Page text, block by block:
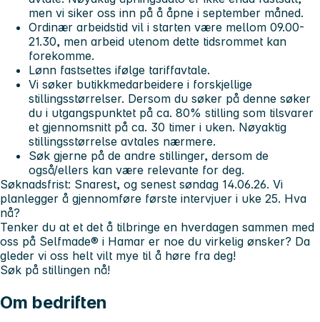
men vi siker oss inn på å åpne i september måned.
Ordinær arbeidstid vil i starten være mellom 09.00-
21.30, men arbeid utenom dette tidsrommet kan
forekomme.
Lønn fastsettes ifølge tariffavtale.
Vi søker butikkmedarbeidere i forskjellige
stillingsstørrelser. Dersom du søker på denne søker
du i utgangspunktet på ca. 80% stilling som tilsvarer
et gjennomsnitt på ca. 30 timer i uken. Nøyaktig
stillingsstørrelse avtales nærmere.
Søk gjerne på de andre stillinger, dersom de
også/ellers kan være relevante for deg.
Søknadsfrist: Snarest, og senest søndag 14.06.26. Vi
planlegger å gjennomføre første intervjuer i uke 25. Hva
nå?
Tenker du at et det å tilbringe en hverdagen sammen med
oss på Selfmade® i Hamar er noe du virkelig ønsker? Da
gleder vi oss helt vilt mye til å høre fra deg!
Søk på stillingen nå!
Om bedriften